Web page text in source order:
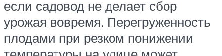
если садовод не делает сбор
урожая вовремя. Перегруженность
плодами при резком понижении